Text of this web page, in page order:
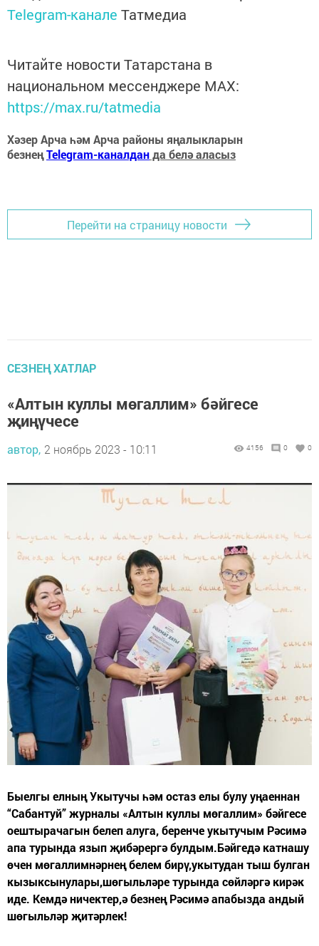
Telegram-канале Татмедиа
Читайте новости Татарстана в
национальном мессенджере MАХ:
https://max.ru/tatmedia
Хәзер Арча һәм Арча районы яңалыкларын
безнеңTelegram-каналданда белә аласыз
Перейти на страницу новости
СЕЗНЕҢ ХАТЛАР
«Алтын куллы мөгаллим» бәйгесе
җиңүчесе
автор, 2 ноябрь 2023 - 10:11 4156 0 0
Быелгы елның Укытучы һәм остаз елы булу уңаеннан
“Сабантуй” журналы «Алтын куллы мөгаллим» бәйгесе
оештырачагын белеп алуга, беренче укытучым Рәсимә
апа турында язып җибәрергә булдым.Бәйгедә катнашу
өчен мөгаллимнәрнең белем бирү,укытудан тыш булган
кызыксынулары,шөгыльләре турында сөйләргә кирәк
иде. Кемдә ничектер,ә безнең Рәсимә апабызда андый
шөгыльләр җитәрлек!